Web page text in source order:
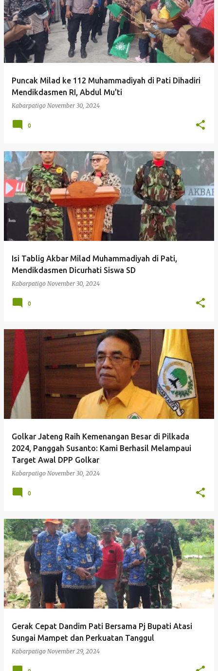
Puncak Milad ke 112 Muhammadiyah di Pati Dihadiri
Mendikdasmen RI, Abdul Mu'ti
Kabarpatigo November 30, 2024
0
Isi Tablig Akbar Milad Muhammadiyah di Pati,
Mendikdasmen Dicurhati Siswa SD
Kabarpatigo November 30, 2024
0
Golkar Jateng Raih Kemenangan Besar di Pilkada
2024, Panggah Susanto: Kami Berhasil Melampaui
Target Awal DPP Golkar
Kabarpatigo November 30, 2024
0
Gerak Cepat Dandim Pati Bersama Pj Bupati Atasi
Sungai Mampet dan Perkuatan Tanggul
Kabarpatigo November 29, 2024